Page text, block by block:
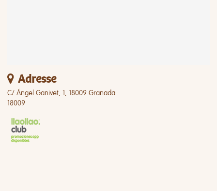
Adresse
C/ Ángel Ganivet, 1, 18009 Granada
18009